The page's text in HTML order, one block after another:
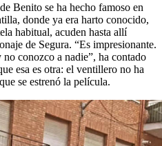
Benito se ha hecho famoso en
donde ya era harto conocido,
habitual, acuden hasta allí
de Segura. “Es impresionante.
conozco a nadie”, ha contado
esa es otra: el ventillero no ha
se estrenó la película.